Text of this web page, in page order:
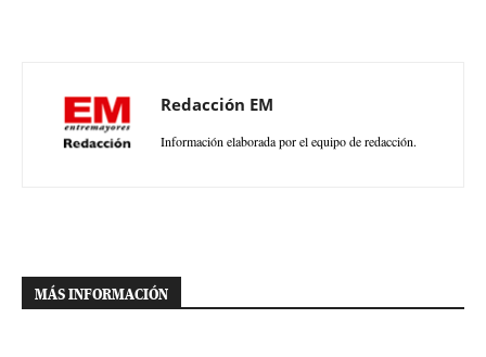
Redacción EM
Información elaborada por el equipo de redacción.
MÁS INFORMACIÓN